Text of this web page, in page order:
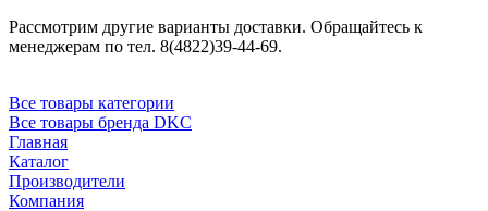
Рассмотрим другие варианты доставки. Обращайтесь к
менеджерам по тел. 8(4822)39-44-69.
Все товары категории
Все товары бренда DKC
Главная
Каталог
Производители
Компания